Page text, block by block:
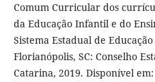
Comum Curricular dos
da Educação Infantil e do
Sistema Estadual de
Florianópolis, SC: Conselho
Catarina, 2019. Disponível em: